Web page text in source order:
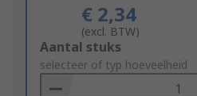
€ 2,34
(excl. BTW)
Add
to
Basket
Aantal stuks
selecteer of typ hoeveelheid